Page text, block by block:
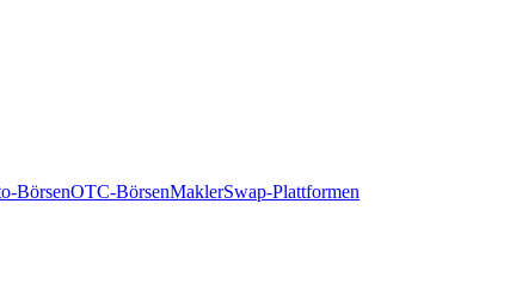
BörsenOTC-BörsenMaklerSwap-Plattformen